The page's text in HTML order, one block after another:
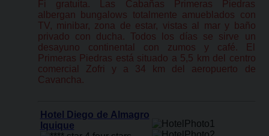
Fi gratuita. Las Cabañas Primeras Piedras
albergan bungalows totalmente amueblados con
TV, minibar, zona de estar, vistas al mar y baño
privado con ducha. Todos los días se sirve un
desayuno continental con zumos y café. El
Primeras Piedras está situado a 5,5 km del centro
comercial Zofri y a 34 km del aeropuerto de
Cavancha.
Hotel Diego de Almagro
Iquique